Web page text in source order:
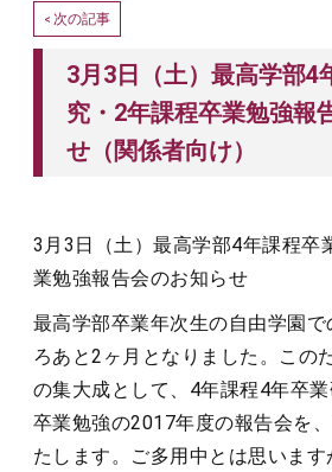
< 次の記事
3月3日（土）最高学部4
究・2年課程卒業勉強報
せ（関係者向け）
3月3日（土）最高学部4年課程卒
業勉強報告会のお知らせ
最高学部卒業年次生の自由学園で
ろあと2ヶ月となりました。この
の集大成として、4年課程4年卒
卒業勉強の2017年度の報告会を
たします。ご多用中とは思いま